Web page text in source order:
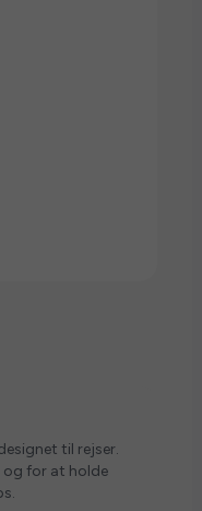
til rejser.
og for at holde